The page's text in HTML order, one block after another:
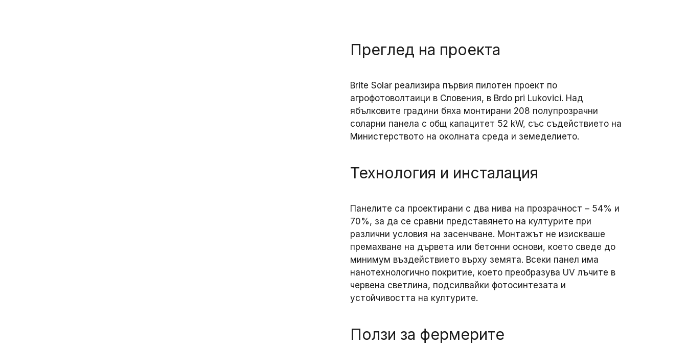
Преглед на проекта
Brite Solar реализира първия пилотен проект по
агрофотоволтаици в Словения, в Brdo pri Lukovici. Над
ябълковите градини бяха монтирани 208 полупрозрачни
соларни панела с общ капацитет 52 kW, със съдействието на
Министерството на околната среда и земеделието.
Технология и инсталация
Панелите са проектирани с два нива на прозрачност – 54% и
70%, за да се сравни представянето на културите при
различни условия на засенчване. Монтажът не изискваше
премахване на дървета или бетонни основи, което сведе до
минимум въздействието върху земята. Всеки панел има
нанотехнологично покритие, което преобразува UV лъчите в
червена светлина, подсилвайки фотосинтезата и
устойчивостта на културите.
Ползи за фермерите